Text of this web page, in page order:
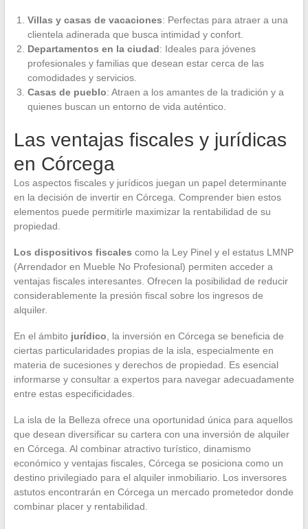
Villas y casas de vacaciones: Perfectas para atraer a una
clientela adinerada que busca intimidad y confort.
Departamentos en la ciudad: Ideales para jóvenes
profesionales y familias que desean estar cerca de las
comodidades y servicios.
Casas de pueblo: Atraen a los amantes de la tradición y a
quienes buscan un entorno de vida auténtico.
Las ventajas fiscales y jurídicas
en Córcega
Los aspectos fiscales y jurídicos juegan un papel determinante
en la decisión de invertir en Córcega. Comprender bien estos
elementos puede permitirle maximizar la rentabilidad de su
propiedad.
Los dispositivos fiscales como la Ley Pinel y el estatus LMNP
(Arrendador en Mueble No Profesional) permiten acceder a
ventajas fiscales interesantes. Ofrecen la posibilidad de reducir
considerablemente la presión fiscal sobre los ingresos de
alquiler.
En el ámbito jurídico , la inversión en Córcega se beneficia de
ciertas particularidades propias de la isla, especialmente en
materia de sucesiones y derechos de propiedad. Es esencial
informarse y consultar a expertos para navegar adecuadamente
entre estas especificidades.
La isla de la Belleza ofrece una oportunidad única para aquellos
que desean diversificar su cartera con una inversión de alquiler
en Córcega. Al combinar atractivo turístico, dinamismo
económico y ventajas fiscales, Córcega se posiciona como un
destino privilegiado para el alquiler inmobiliario. Los inversores
astutos encontrarán en Córcega un mercado prometedor donde
combinar placer y rentabilidad.